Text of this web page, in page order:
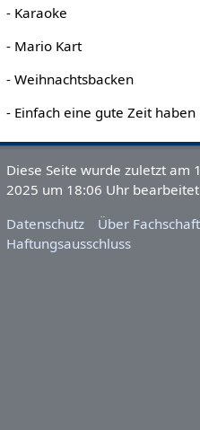
- Karaoke
- Mario Kart
- Weihnachtsbacken
- Einfach eine gute Zeit haben
Diese Seite wurde zuletzt am
2025 um 18:06 Uhr
Datenschutz
Über
Haftungsausschluss